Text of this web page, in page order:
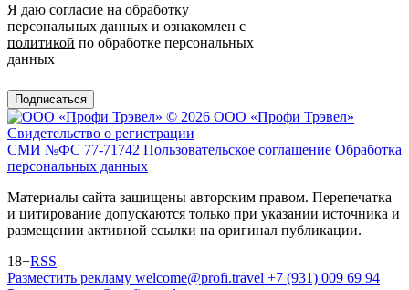
Я даю согласие на обработку
персональных данных и ознакомлен с
политикой по обработке персональных
данных
Подписаться
© 2026 ООО «Профи Трэвeл»
Свидетельство о регистрации
СМИ №ФС 77-71742 Пользовательское соглашение Обработка
персональных данных
Материалы сайта защищены авторским правом. Перепечатка
и цитирование допускаются только при указании источника и
размещении активной ссылки на оригинал публикации.
18+RSS
Разместить рекламу welcome@profi.travel +7 (931) 009 69 94